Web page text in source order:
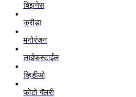
बिझनेस
क्रीडा
मनोरंजन
लाईफस्टाईल
व्हिडीओ
फोटो गॅलरी